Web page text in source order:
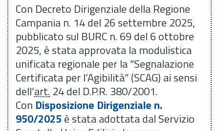
Con Decreto Dirigenziale della Regione
Campania n. 14 del 26 settembre 2025,
pubblicato sul BURC n. 69 del 6 ottobre
2025, è stata approvata la modulistica
unificata regionale per la “Segnalazione
Certificata per l’Agibilità” (SCAG) ai sensi
dell’art. 24 del D.P.R. 380/2001.
Con Disposizione Dirigenziale n.
950/2025 è stata adottata dal Servizio